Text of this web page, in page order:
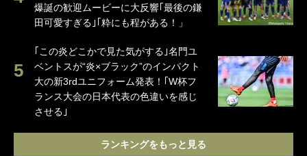
爆誕の歓迎ムービーに大反響｢最後の鎌
田可愛すぎる｣｢粋にも程がある！」
｢この炎どこかで見た気がする｣名門ユ
ベントスが“炎×ブラック”のインパクト
大の新3rdユニフォーム発表！｢W杯フ
ランス大会の日本代表の色違いを感じ
させる｣
ランキングをもっと見る